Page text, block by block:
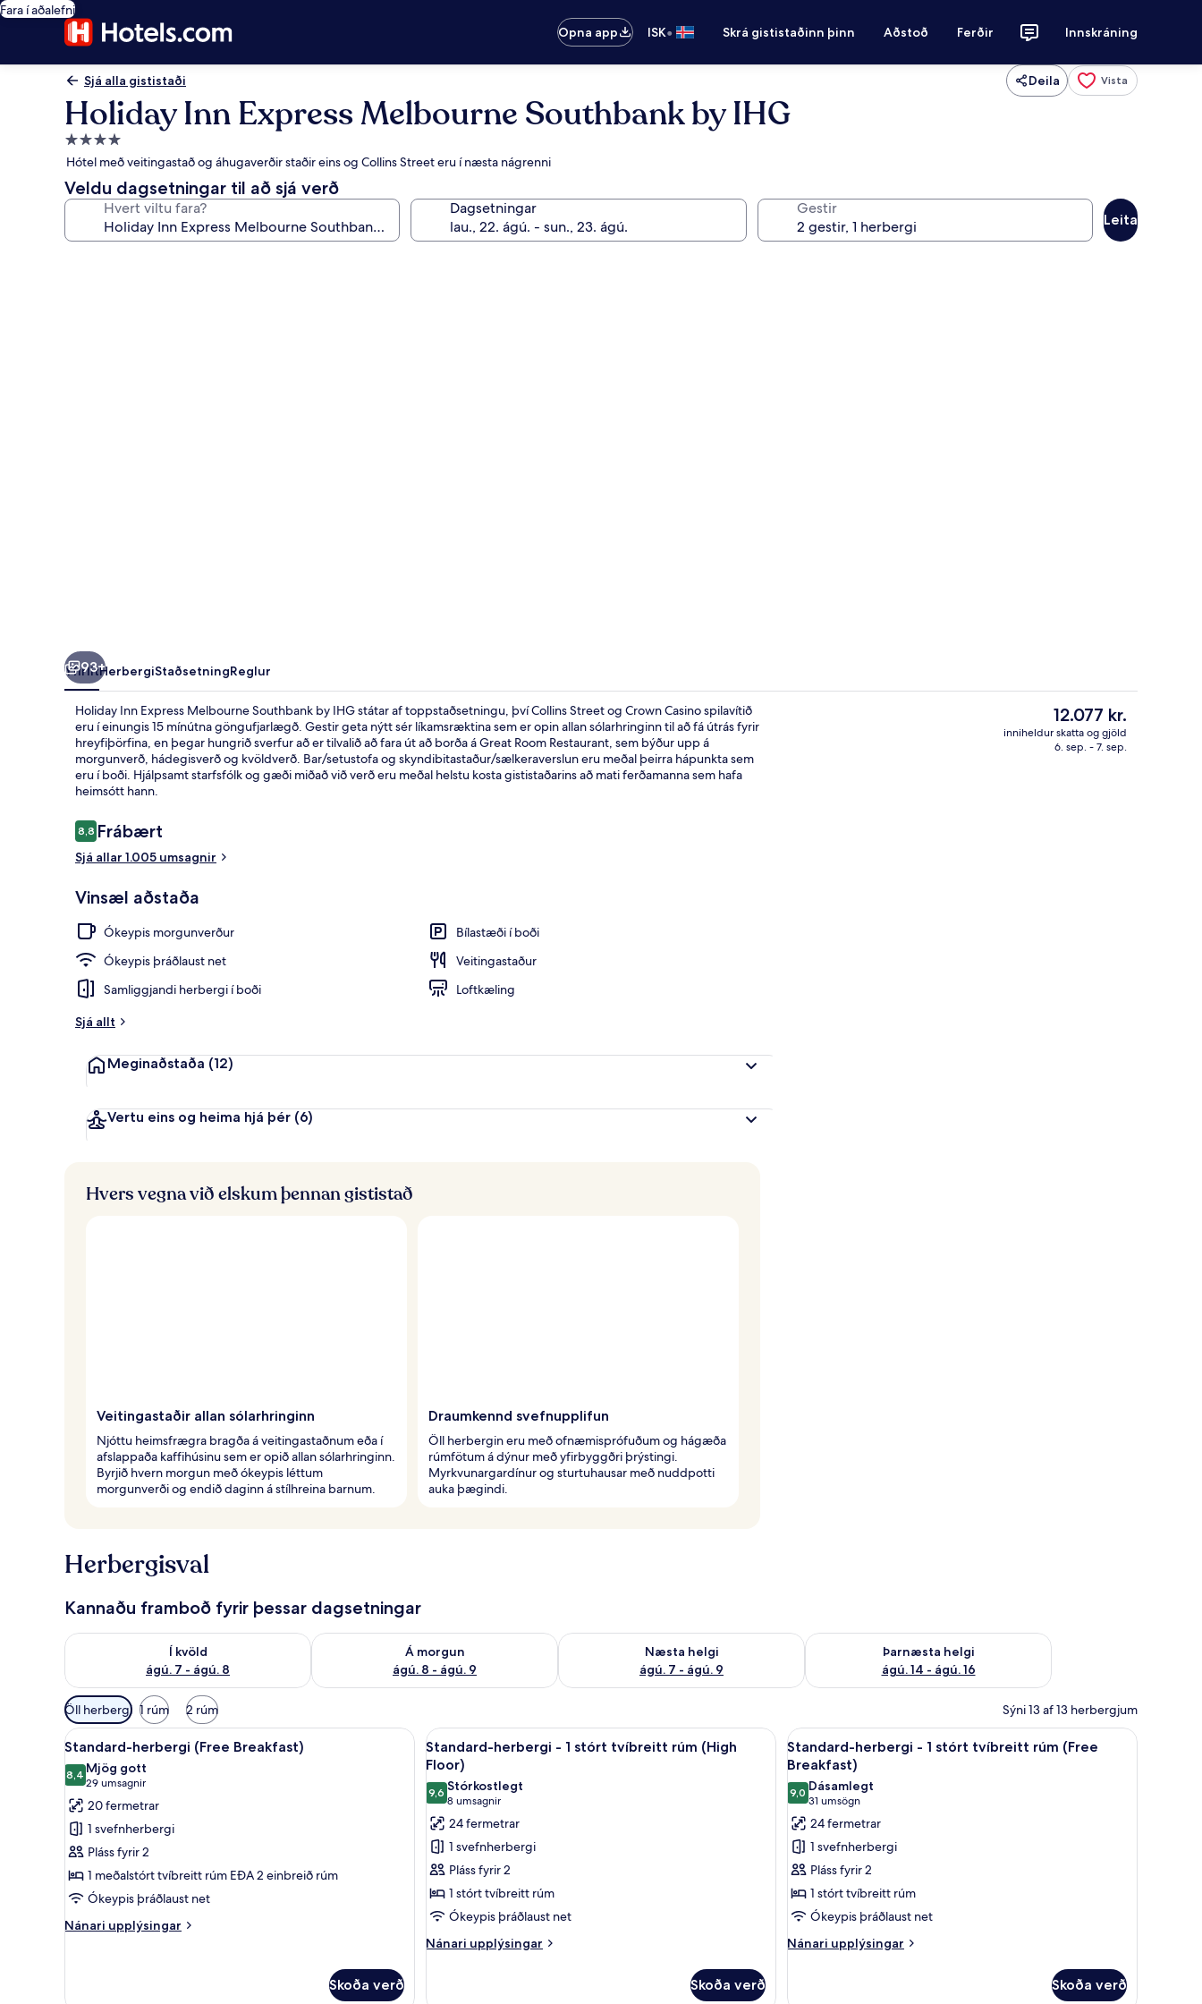
Fara í aðalefni
Opna app
ISK• Skrá gististaðinn þinn Aðstoð Ferðir Innskráning
Sjá alla gististaði Deila Vista
Holiday Inn Express Melbourne Southbank by IHG
4.0
stjörnu
gististaður
Hótel með veitingastað og áhugaverðir staðir eins og Collins Street eru í næsta nágrenni
Veldu dagsetningar til að sjá verð
Hvert viltu fara? Dagsetningar Gestir
Leita
Fundaraðstaða
93+
YfirlitHerbergiStaðsetningReglur
Holiday Inn Express Melbourne Southbank by IHG státar af toppstaðsetningu, því Collins Street og Crown Casino spilavítið
eru í einungis 15 mínútna göngufjarlægð. Gestir geta nýtt sér líkamsræktina sem er opin allan sólarhringinn til að fá útrás fyrir
hreyfiþörfina, en þegar hungrið sverfur að er tilvalið að fara út að borða á Great Room Restaurant, sem býður upp á
morgunverð, hádegisverð og kvöldverð. Bar/setustofa og skyndibitastaður/sælkeraverslun eru meðal þeirra hápunkta sem
eru í boði. Hjálpsamt starfsfólk og gæði miðað við verð eru meðal helstu kosta gististaðarins að mati ferðamanna sem hafa
heimsótt hann.
Umsagnir
8,88,8 af 10
Frábært
Sjá allar 1.005 umsagnir
Vinsæl aðstaða
Ókeypis morgunverður
Bílastæði í boði
Ókeypis þráðlaust net
Veitingastaður
Samliggjandi herbergi í boði
Loftkæling
Sjá allt
Meginaðstaða (12)
Vertu eins og heima hjá þér (6)
Núverandi
verð
er
12.077 kr.
inniheldur skatta og gjöld
6. sep. - 7. sep.
Hvers vegna við elskum þennan gististað
Veitingastaðir allan sólarhringinn
Njóttu heimsfrægra bragða á veitingastaðnum eða í
afslappaða kaffihúsinu sem er opið allan sólarhringinn.
Byrjið hvern morgun með ókeypis léttum
morgunverði og endið daginn á stílhreina barnum.
Draumkennd svefnupplifun
Öll herbergin eru með ofnæmisprófuðum og hágæða
rúmfötum á dýnur með yfirbyggðri þrýstingi.
Myrkvunargardínur og sturtuhausar með nuddpotti
auka þægindi.
Herbergisval
Kannaðu framboð fyrir þessar dagsetningar
Í kvöld
ágú. 7 - ágú. 8
Athuga framboð í kvöld ágú. 7 - ágú. 8
Á morgun
ágú. 8 - ágú. 9
Athuga framboð á morgun ágú. 8 - ágú. 9
Næsta helgi
ágú. 7 - ágú. 9
Athuga framboð næstu helgi ágú. 7 - ágú. 9
Þarnæsta helgi
ágú. 14 - ágú. 16
Athuga framboð þarnæstu helgi ágú. 14 - ágú. 16
Síur
í
boði
fyrir
herbergi
Öll herbergi 1 rúm 2 rúm Sýni 13 af 13 herbergjum
Skoða
allar
myndir
fyrir
Standard-
herbergi
(Free
Breakfast)
Rúmföt af bestu gerð, rúm með „pillowtop“-dýnum, öryggishólf í herbergi
9
Standard-herbergi (Free Breakfast)
8,48,4 af 10
Mjög gott
29 umsagnir
(29
umsagnir)
20 fermetrar
1 svefnherbergi
Pláss fyrir 2
1 meðalstórt tvíbreitt rúm EÐA 2 einbreið rúm
Ókeypis þráðlaust net
Nánari upplýsingar
Nánari
Skoða verð
Skoða
allar
myndir
fyrir
Standard-
herbergi
-
1
stórt
tvíbreitt
rúm
18
Standard-herbergi - 1 stórt tvíbreitt rúm (High
Floor)
9,69,6 af 10
Stórkostlegt
8 umsagnir
(8
umsagnir)
24 fermetrar
1 svefnherbergi
Pláss fyrir 2
1 stórt tvíbreitt rúm
Ókeypis þráðlaust net
Nánari upplýsingar
Nánari
Skoða verð
Skoða
allar
myndir
fyrir
Standard-
herbergi
-
1
stórt
tvíbreitt
rúm
Standard-herbergi - 1 stórt tvíbreitt rúm
13
Standard-herbergi - 1 stórt tvíbreitt rúm (Free
Breakfast)
9,09,0 af 10
Dásamlegt
31 umsögn
(31
umsögn)
24 fermetrar
1 svefnherbergi
Pláss fyrir 2
1 stórt tvíbreitt rúm
Ókeypis þráðlaust net
Nánari upplýsingar
Nánari
Skoða verð